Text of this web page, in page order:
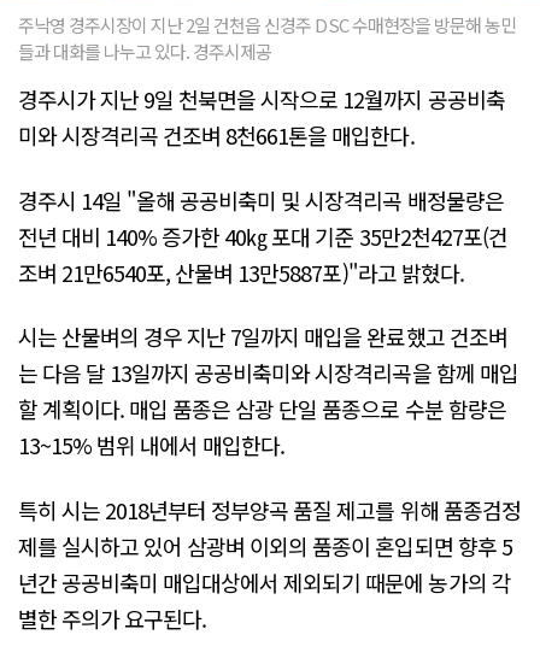
주낙영 경주시장이 지난 2일 건천읍 신경주 DSC 수매현장을 방문해 농민
들과 대화를 나누고 있다. 경주시제공
경주시가 지난 9일 천북면을 시작으로 12월까지 공공비축
미와 시장격리곡 건조벼 8천661톤을 매입한다.
경주시 14일 "올해 공공비축미 및 시장격리곡 배정물량은
전년 대비 140% 증가한 40㎏ 포대 기준 35만2천427포(건
조벼 21만6540포, 산물벼 13만5887포)"라고 밝혔다.
시는 산물벼의 경우 지난 7일까지 매입을 완료했고 건조벼
는 다음 달 13일까지 공공비축미와 시장격리곡을 함께 매입
할 계획이다. 매입 품종은 삼광 단일 품종으로 수분 함량은
13~15% 범위 내에서 매입한다.
특히 시는 2018년부터 정부양곡 품질 제고를 위해 품종검정
제를 실시하고 있어 삼광벼 이외의 품종이 혼입되면 향후 5
년간 공공비축미 매입대상에서 제외되기 때문에 농가의 각
별한 주의가 요구된다.